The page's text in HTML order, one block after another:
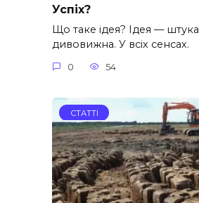
Успіх?
Що таке ідея? Ідея — штука
дивовижна. У всіх сенсах.
0 54
СТАТТІ